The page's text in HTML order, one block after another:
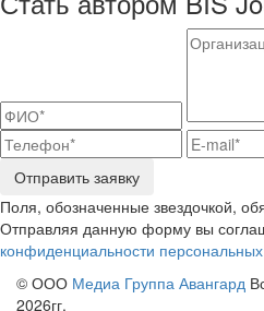
Отправить заявку
Поля, обозначенные звездочкой,
Отправляя данную форму вы
конфиденциальности
© ООО Медиа Группа Авангард
2026гг.